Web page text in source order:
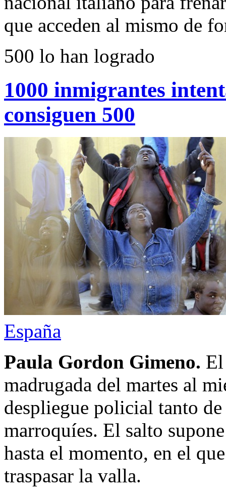
que acceden al mismo de
500 lo han logrado
1000 inmigrantes
consiguen 500
España
Paula Gordon Gimeno.
madrugada del martes al
despliegue policial tanto
marroquíes. El salto
hasta el momento, en el
traspasar la valla.